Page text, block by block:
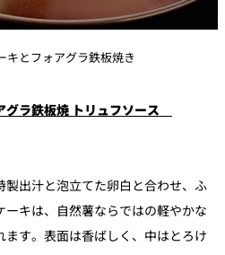
キとフォアグラ鉄板焼き
ラ鉄板焼 トリュフソース
出汁と泡立てた卵白と合わせ、ふ
キは、自然薯ならではの軽やかな
す。表面は香ばしく、中はとろけ